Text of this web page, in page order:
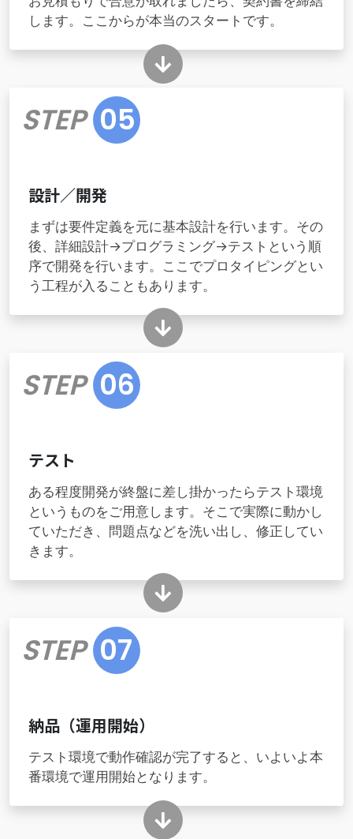
します。ここからが本当のスタートです。
STEP 05
設計／開発
まずは要件定義を元に基本設計を行います。その
後、詳細設計→プログラミング→テストという順
序で開発を行います。ここでプロタイピングとい
う工程が入ることもあります。
STEP 06
テスト
ある程度開発が終盤に差し掛かったらテスト環境
というものをご用意します。そこで実際に動かし
ていただき、問題点などを洗い出し、修正してい
きます。
STEP 07
納品（運用開始）
テスト環境で動作確認が完了すると、いよいよ本
番環境で運用開始となります。